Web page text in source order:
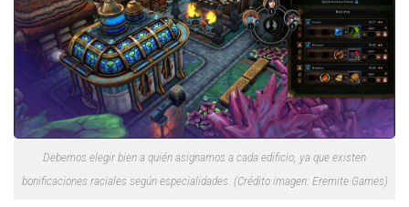
Debemos elegir bien a quién asignamos a cada edificio, ya que existen
bonificaciones raciales según especialidades. (Crédito imagen: Eremite Games)